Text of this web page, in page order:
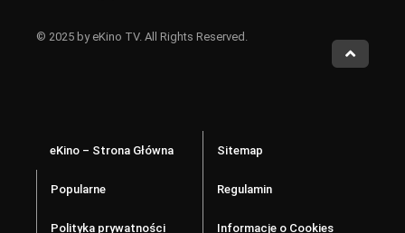
© 2025 by eKino TV. All Rights Reserved.
eKino – Strona Główna Sitemap
Popularne Regulamin
Polityka prywatności Informacje o Cookies